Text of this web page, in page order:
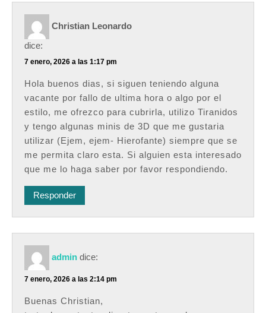
Christian Leonardo
dice:
7 enero, 2026 a las 1:17 pm
Hola buenos dias, si siguen teniendo alguna
vacante por fallo de ultima hora o algo por el
estilo, me ofrezco para cubrirla, utilizo Tiranidos
y tengo algunas minis de 3D que me gustaria
utilizar (Ejem, ejem- Hierofante) siempre que se
me permita claro esta. Si alguien esta interesado
que me lo haga saber por favor respondiendo.
Responder
admin dice:
7 enero, 2026 a las 2:14 pm
Buenas Christian,